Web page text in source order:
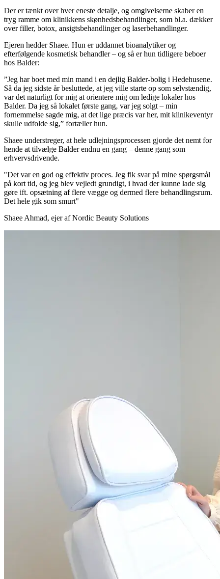
Der er tænkt over hver eneste detalje, og omgivelserne skaber en
tryg ramme om klinikkens skønhedsbehandlinger, som bl.a. dækker
over filler, botox, ansigtsbehandlinger og laserbehandlinger.
Ejeren hedder Shaee. Hun er uddannet bioanalytiker og
efterfølgende kosmetisk behandler – og så er hun tidligere beboer
hos Balder:
”Jeg har boet med min mand i en dejlig Balder-bolig i Hedehusene.
Så da jeg sidste år besluttede, at jeg ville starte op som selvstændig,
var det naturligt for mig at orientere mig om ledige lokaler hos
Balder. Da jeg så lokalet første gang, var jeg solgt – min
fornemmelse sagde mig, at det lige præcis var her, mit klinikeventyr
skulle udfolde sig,” fortæller hun.
Shaee understreger, at hele udlejningsprocessen gjorde det nemt for
hende at tilvælge Balder endnu en gang – denne gang som
erhvervsdrivende.
"Det var en god og effektiv proces. Jeg fik svar på mine spørgsmål
på kort tid, og jeg blev vejledt grundigt, i hvad der kunne lade sig
gøre ift. opsætning af flere vægge og dermed flere behandlingsrum.
Det hele gik som smurt"
Shaee Ahmad, ejer af Nordic Beauty Solutions